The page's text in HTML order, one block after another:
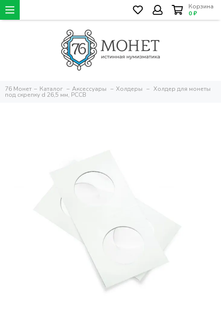
Корзина
0 ₽
76 Монет Каталог Аксессуары Холдеры Холдер для монеты
под скрепку d 26,5 мм, PCCB